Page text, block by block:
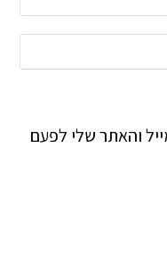
והאתר שלי לפעם